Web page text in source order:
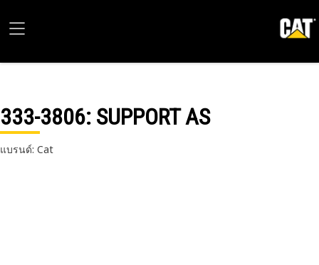
333-3806: SUPPORT AS
แบรนด์: Cat